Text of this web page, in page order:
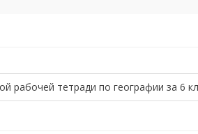
рабочей тетради по географии за 6